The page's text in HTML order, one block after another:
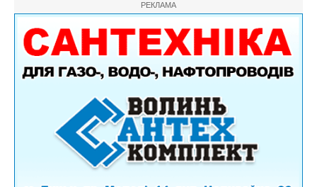
РЕКЛАМА